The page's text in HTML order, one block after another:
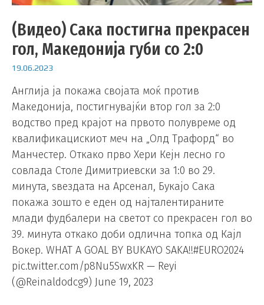
(Видео) Сака постигна прекрасен
гол, Македонија губи со 2:0
19.06.2023
Англија ја покажа својата моќ против
Македонија, постигнувајќи втор гол за 2:0
водство пред крајот на првото полувреме од
квалификацискиот меч на „Олд Трафорд“ во
Манчестер. Откако прво Хери Кејн лесно го
совлада Столе Димитриевски за 1:0 во 29.
минута, ѕвездата на Арсенал, Букајо Сака
покажа зошто е еден од најталентираните
млади фудбалери на светот со прекрасен гол во
39. минута откако доби одлична топка од Кајл
Вокер. WHAT A GOAL BY BUKAYO SAKA!!#EURO2024
pic.twitter.com/p8Nu5SwxKR — Reyi
(@Reinaldodcg9) June 19, 2023